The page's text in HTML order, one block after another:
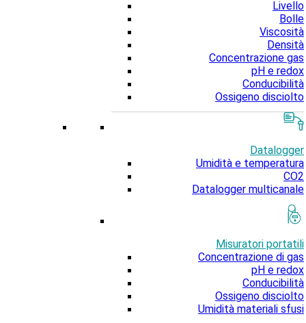
Livello
Bolle
Viscosità
Densità
Concentrazione gas
pH e redox
Conducibilità
Ossigeno disciolto
Datalogger
Umidità e temperatura
CO2
Datalogger multicanale
Misuratori portatili
Concentrazione di gas
pH e redox
Conducibilità
Ossigeno disciolto
Umidità materiali sfusi